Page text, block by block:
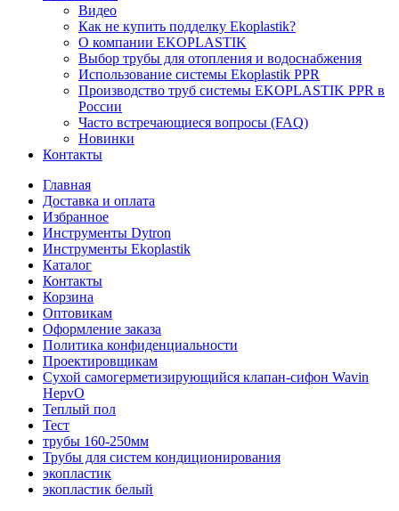
Видео
Как не купить подделку Ekoplastik?
О компании EKOPLASTIK
Выбор трубы для отопления и водоснабжения
Использование системы Ekoplastik PPR
Производство труб системы EKOPLASTIK PPR в
России
Часто встречающиеся вопросы (FAQ)
Новинки
Контакты
Главная
Доставка и оплата
Избранное
Инструменты Dytron
Инструменты Ekoplastik
Каталог
Контакты
Корзина
Оптовикам
Оформление заказа
Политика конфиденциальности
Проектировщикам
Сухой самогерметизирующийся клапан-сифон Wavin
HepvO
Теплый пол
Тест
трубы 160-250мм
Трубы для систем кондиционирования
экопластик
экопластик белый